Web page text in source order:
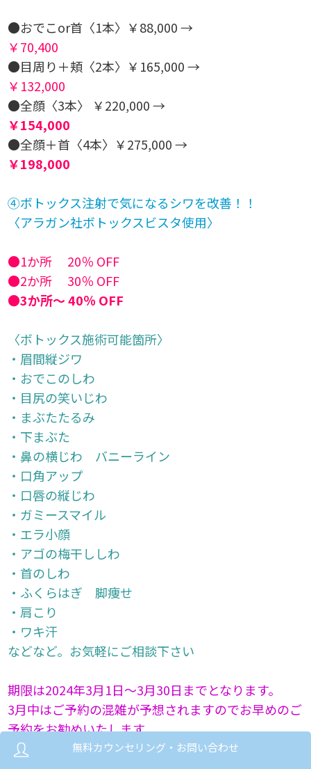
●おでこor首〈1本〉￥88,000 →
￥70,400
●目周り＋頬〈2本〉￥165,000 →
￥132,000
●全顔〈3本〉 ￥220,000 →
￥154,000
●全顔＋首〈4本〉￥275,000 →
￥198,000
④ボトックス注射で気になるシワを改善！！
〈アラガン社ボトックスビスタ使用〉
●1か所 20％ OFF
●2か所 30％ OFF
●3か所～ 40％ OFF
〈ボトックス施術可能箇所〉
・眉間縦ジワ
・おでこのしわ
・目尻の笑いじわ
・まぶたたるみ
・下まぶた
・鼻の横じわ バニーライン
・口角アップ
・口唇の縦じわ
・ガミースマイル
・エラ小顔
・アゴの梅干ししわ
・首のしわ
・ふくらはぎ 脚痩せ
・肩こり
・ワキ汗
などなど。お気軽にご相談下さい
期限は2024年3月1日～3月30日までとなります。
3月中はご予約の混雑が予想されますのでお早めのご
予約をお勧めいたします。
また、より多くの皆様にご利用いただけます様にご
無料カウンセリング・お問い合わせ